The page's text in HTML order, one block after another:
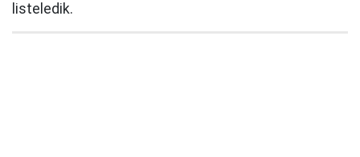
listeledik.